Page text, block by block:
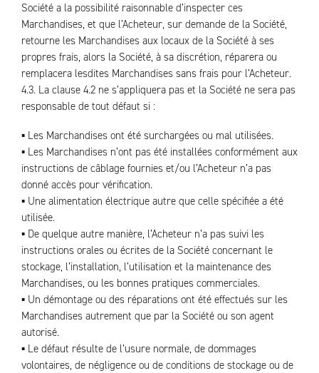
Société a la possibilité raisonnable d’inspecter ces
Marchandises, et que l’Acheteur, sur demande de la Société,
retourne les Marchandises aux locaux de la Société à ses
propres frais, alors la Société, à sa discrétion, réparera ou
remplacera lesdites Marchandises sans frais pour l’Acheteur.
4.3. La clause 4.2 ne s’appliquera pas et la Société ne sera pas
responsable de tout défaut si :
▪ Les Marchandises ont été surchargées ou mal utilisées.
▪ Les Marchandises n’ont pas été installées conformément aux
instructions de câblage fournies et/ou l’Acheteur n’a pas
donné accès pour vérification.
▪ Une alimentation électrique autre que celle spécifiée a été
utilisée.
▪ De quelque autre manière, l’Acheteur n’a pas suivi les
instructions orales ou écrites de la Société concernant le
stockage, l’installation, l’utilisation et la maintenance des
Marchandises, ou les bonnes pratiques commerciales.
▪ Un démontage ou des réparations ont été effectués sur les
Marchandises autrement que par la Société ou son agent
autorisé.
▪ Le défaut résulte de l’usure normale, de dommages
volontaires, de négligence ou de conditions de stockage ou de